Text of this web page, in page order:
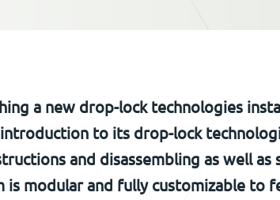
a new drop-lock technologies
to its drop-lock
and disassembling as well as
is modular and fully customizable to